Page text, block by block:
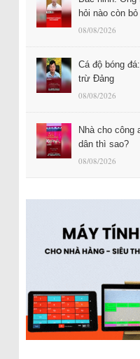
hỏi nào còn bỏ
08/08/2026
Cá độ bóng
trừ Đảng
08/08/2026
Nhà cho công
dân thì sao?
08/08/2026